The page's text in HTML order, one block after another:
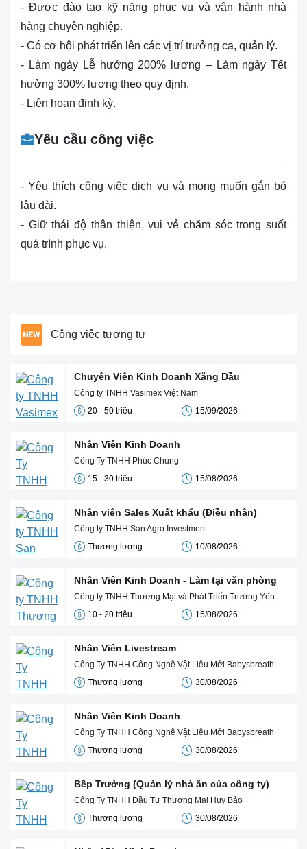
- Được đào tạo kỹ năng phục vụ và vận hành nhà
hàng chuyên nghiệp.
- Có cơ hội phát triển lên các vị trí trưởng ca, quản lý.
- Làm ngày Lễ hưởng 200% lương – Làm ngày Tết
hưởng 300% lương theo quy định.
- Liên hoan định kỳ.
Yêu cầu công việc
- Yêu thích công việc dịch vụ và mong muốn gắn bó
lâu dài.
- Giữ thái độ thân thiện, vui vẻ chăm sóc trong suốt
quá trình phục vụ.
Công việc tương tự
Chuyên Viên Kinh Doanh Xăng Dầu
Công ty TNHH Vasimex Việt Nam
20 - 50 triệu
15/09/2026
Nhân Viên Kinh Doanh
Công Ty TNHH Phúc Chung
15 - 30 triệu
15/08/2026
Nhân viên Sales Xuất khẩu (Điều nhân)
Công ty TNHH San Agro Investment
Thương lượng
10/08/2026
Nhân Viên Kinh Doanh - Làm tại văn phòng
Công ty TNHH Thương Mại và Phát Triển Trường Yến
10 - 20 triệu
15/08/2026
Nhân Viên Livestream
Công Ty TNHH Công Nghệ Vật Liệu Mới Babysbreath
Thương lượng
30/08/2026
Nhân Viên Kinh Doanh
Công Ty TNHH Công Nghệ Vật Liệu Mới Babysbreath
Thương lượng
30/08/2026
Bếp Trưởng (Quản lý nhà ăn của công ty)
Công Ty TNHH Đầu Tư Thương Mại Huy Bảo
Thương lượng
30/08/2026